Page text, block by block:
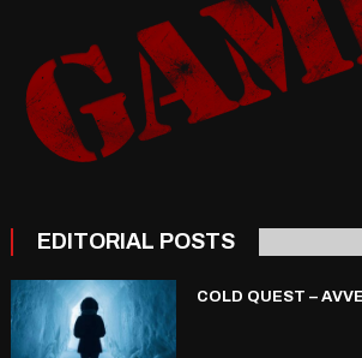
EDITORIAL POSTS
COLD QUEST –